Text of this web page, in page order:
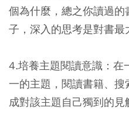
個為什麼，總之你讀過
子，深入的思考是對書最
4.培養主題閱讀意識：在
一的主題，閱讀書籍、
成對該主題自己獨到的見